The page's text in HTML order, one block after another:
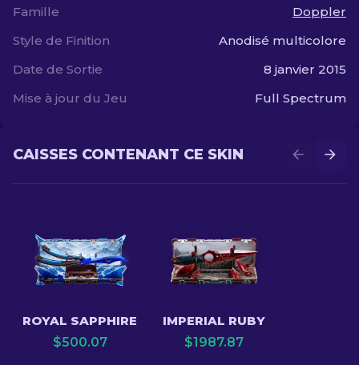
Famille
Doppler
Style de Finition
Anodisé multicolore
Date de Sortie
8 janvier 2015
Mise à jour du Jeu
Full Spectrum
CAISSES CONTENANT CE SKIN
ROYAL SAPPHIRE
$500.07
IMPERIAL RUBY
$1987.87